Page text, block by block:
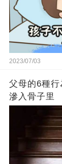
2023/07/03
父母的6種
滲入骨子里